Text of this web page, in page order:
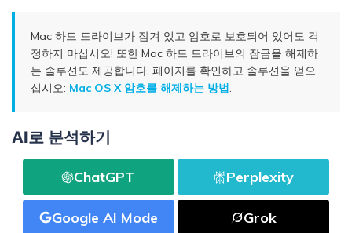
Mac 하드 드라이브가 잠겨 있고 암호로 보호되어 있어도 걱
정하지 마십시오! 또한 Mac 하드 드라이브의 잠금을 해제하
는 솔루션도 제공합니다. 페이지를 확인하고 솔루션을 얻으
십시오: Mac OS X 암호를 해제하는 방법.
AI로 분석하기
ChatGPT Perplexity
Google AI Mode Grok